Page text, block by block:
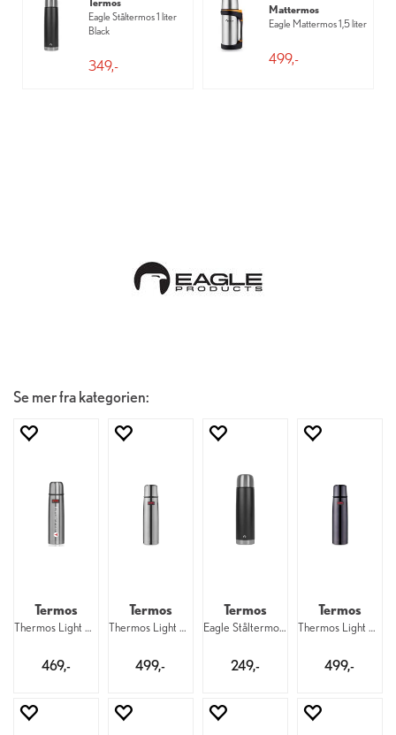
Eagle Ståltermos 1 liter
Black
349,-
Mattermos
Eagle Mattermos 1,5 liter
499,-
Se mer fra kategorien:
Termos
Thermos Light And Compact 500 ml Ste DNT
469,-
Termos
Thermos Light And Compact 1000 ml Steel
499,-
Termos
Eagle Ståltermos 500 ml Black
249,-
Termos
Thermos Light And Compact 1000 ml Midnig
499,-